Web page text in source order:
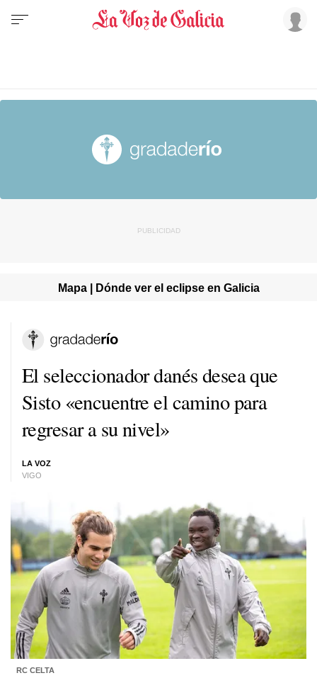
Mapa | Dónde ver el eclipse en Galicia
El seleccionador danés desea que
Sisto «encuentre el camino para
regresar a su nivel»
LA VOZ
VIGO
RC CELTA